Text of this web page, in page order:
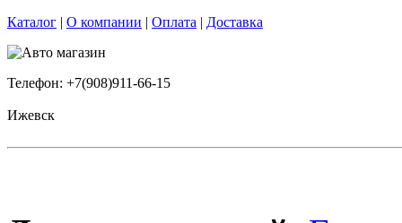
Каталог | О компании | Оплата | Доставка
Телефон: +7(908)911-66-15
Ижевск